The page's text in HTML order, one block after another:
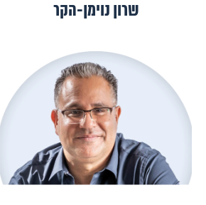
שרון נוימן-הקר